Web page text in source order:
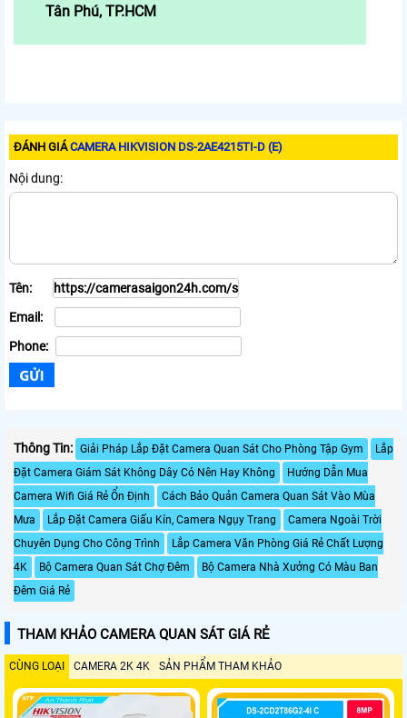
Tân Phú, TP.HCM
ĐÁNH GIÁCAMERA HIKVISION DS-2AE4215TI-D (E)
Nội dung:
Tên:
Email:
Phone:
Thông Tin: Giải Pháp Lắp Đặt Camera Quan Sát Cho Phòng Tập Gym
Lắp
Đặt Camera Giám Sát Không Dây Có Nên Hay Không
Hướng Dẫn Mua
Camera Wifi Giá Rẻ Ổn Định
Cách Bảo Quản Camera Quan Sát Vào Mùa
Mưa
Lắp Đặt Camera Giấu Kín, Camera Ngụy Trang
Camera Ngoài Trời
Chuyên Dụng Cho Công Trình
Lắp Camera Văn Phòng Giá Rẻ Chất Lượng
4K
Bộ Camera Quan Sát Chợ Đêm
Bộ Camera Nhà Xưởng Có Màu Ban
Đêm Giá Rẻ
THAM KHẢO CAMERA QUAN SÁT GIÁ RẺ
CÙNG LOẠI CAMERA 2K 4K SẢN PHẨM THAM KHẢO